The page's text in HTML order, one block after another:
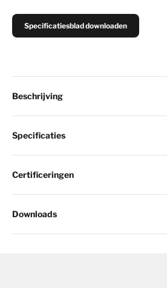
Specificatiesblad downloaden
Beschrijving
Specificaties
Certificeringen
Downloads